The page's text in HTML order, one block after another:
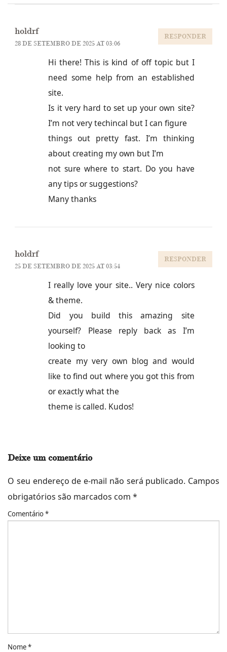
holdrf
28 DE SETEMBRO DE 2025 AT 03:06
RESPONDER
Hi there! This is kind of off topic but I
need some help from an established
site.
Is it very hard to set up your own site?
I’m not very techincal but I can figure
things out pretty fast. I’m thinking
about creating my own but I’m
not sure where to start. Do you have
any tips or suggestions?
Many thanks
holdrf
25 DE SETEMBRO DE 2025 AT 03:54
RESPONDER
I really love your site.. Very nice colors
& theme.
Did you build this amazing site
yourself? Please reply back as I’m
looking to
create my very own blog and would
like to find out where you got this from
or exactly what the
theme is called. Kudos!
Deixe um comentário
O seu endereço de e-mail não será publicado. Campos
obrigatórios são marcados com *
Comentário*
Nome*